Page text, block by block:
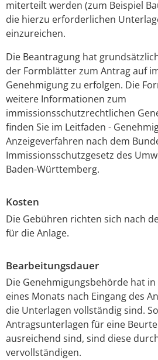
miterteilt werden (zum Beispiel
die hierzu erforderlichen
einzureichen.
Die Beantragung hat
der Formblätter zum Antrag auf
Genehmigung zu erfolgen. Die
weitere Informationen zum
immissionsschutzrechtlichen
finden Sie im Leitfaden -
Anzeigeverfahren nach dem
Immissionsschutzgesetz des
Baden-Württemberg.
Kosten
Die Gebühren richten sich nach
für die Anlage.
Bearbeitungsdauer
Die Genehmigungsbehörde hat
eines Monats nach Eingang des
die Unterlagen vollständig sind.
Antragsunterlagen für eine
ausreichend sind, sind diese
vervollständigen.